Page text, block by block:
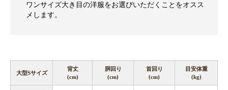
ワンサイズ大き目の洋服をお選びいただくことをオスス
メします。
大型Sサイズ
背丈
(cm)
胴回り
(cm)
首回り
(cm)
目安体重
(kg)